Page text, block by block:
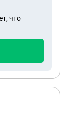
Чтоб
для
Какой
что